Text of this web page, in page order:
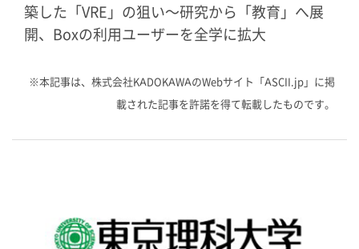
築した「VRE」の狙い～研究から「教育」へ展
開、Boxの利用ユーザーを全学に拡大
※本記事は、株式会社KADOKAWAのWebサイト「ASCII.jp」に掲
載された記事を許諾を得て転載したものです。